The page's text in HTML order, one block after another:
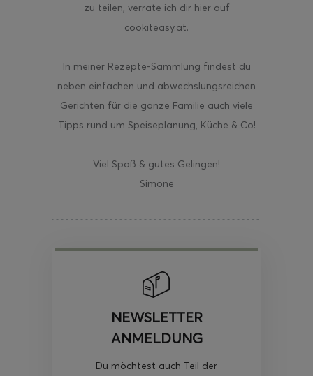
zu teilen, verrate ich dir hier auf
cookiteasy.at.
In meiner Rezepte-Sammlung findest du
neben einfachen und abwechslungsreichen
Gerichten für die ganze Familie auch viele
Tipps rund um Speiseplanung, Küche & Co!
Viel Spaß & gutes Gelingen!
Simone
NEWSLETTER
ANMELDUNG
Du möchtest auch Teil der